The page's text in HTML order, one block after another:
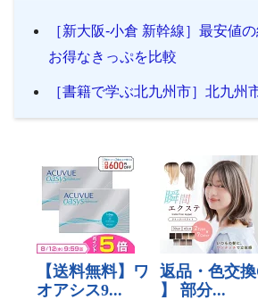
［新大阪-小倉 新幹線］最安値
お得なきっぷを比較
［書籍で学ぶ北九州市］北九州